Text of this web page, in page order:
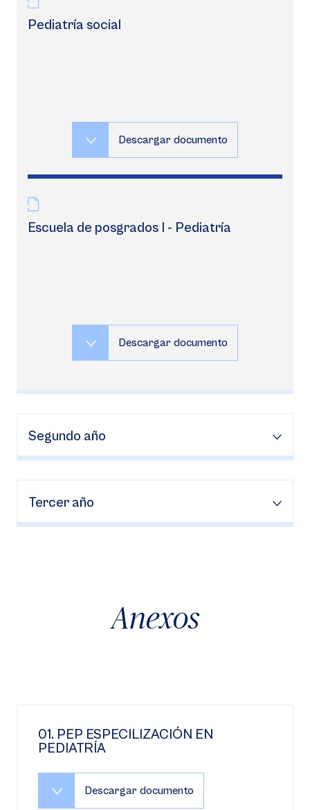
Pediatría social
Descargar documento
Escuela de posgrados I - Pediatría
Descargar documento
Segundo año
Tercer año
Anexos
01. PEP ESPECILIZACIÓN EN
PEDIATRÍA
Descargar documento